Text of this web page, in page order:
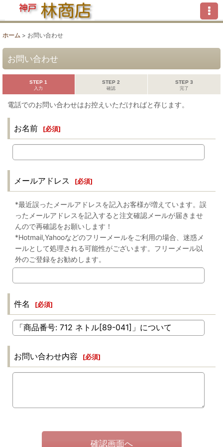
ホーム > お問い合わせ
お問い合わせ
STEP 1
入力
STEP 2
確認
STEP 3
完了
電話でのお問い合わせはお控えいただければと存じます。
お名前 [必須]
メールアドレス [必須]
*最近誤ったメールアドレスを記入お客様が増えています。誤
ったメールアドレスを記入すると注文確認メールが届きませ
んので再確認をお願いします！
*Hotmail,Yahooなどのフリーメールをご利用の場合、迷惑メ
ールとして処理される可能性がございます。フリーメール以
外のご登録をお勧めします。
件名 [必須]
お問い合わせ内容 [必須]
確認画面へ